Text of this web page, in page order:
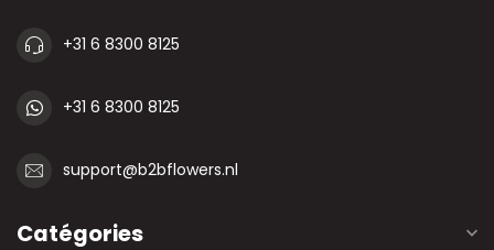
+31 6 8300 8125
+31 6 8300 8125
support@b2bflowers.nl
Catégories